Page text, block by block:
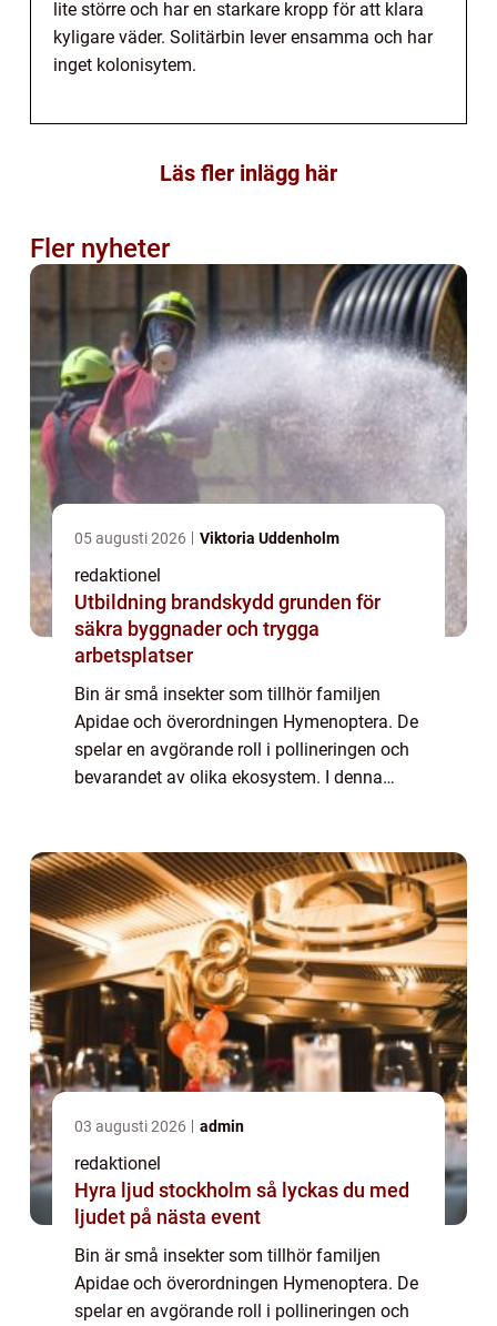
lite större och har en starkare kropp för att klara
kyligare väder. Solitärbin lever ensamma och har
inget kolonisytem.
Läs fler inlägg här
Fler nyheter
05 augusti 2026 Viktoria Uddenholm
redaktionel
Utbildning brandskydd grunden för
säkra byggnader och trygga
arbetsplatser
Bin är små insekter som tillhör familjen
Apidae och överordningen Hymenoptera. De
spelar en avgörande roll i pollineringen och
bevarandet av olika ekosystem. I denna
03 augusti 2026 admin
redaktionel
Hyra ljud stockholm så lyckas du med
ljudet på nästa event
Bin är små insekter som tillhör familjen
Apidae och överordningen Hymenoptera. De
spelar en avgörande roll i pollineringen och